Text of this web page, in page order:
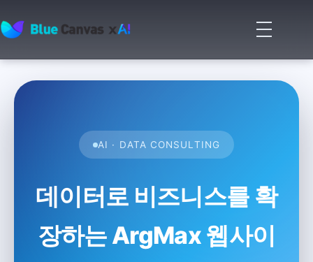
BLUECANVAS
메
뉴
기
AI · DATA CONSULTING
데이터로 비즈니스를 확
장하는 ArgMax 웹사이